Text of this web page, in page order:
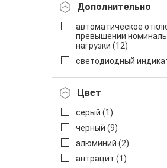
11А (1)
12А (6А на канал) (1)
14А (3)
16A (12)
Дополнительно
автоматическое
превышении
нагрузки (12)
светодиодный
Цвет
серый (1)
черный (9)
алюминий (2)
антрацит (1)